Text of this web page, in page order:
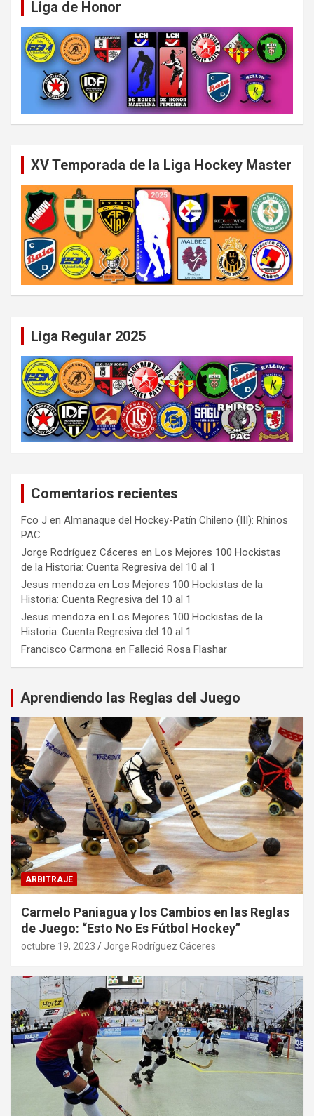
Liga de Honor
XV Temporada de la Liga Hockey Master
Liga Regular 2025
Comentarios recientes
Fco J en Almanaque del Hockey-Patín Chileno (III): Rhinos
PAC
Jorge Rodríguez Cáceres en Los Mejores 100 Hockistas
de la Historia: Cuenta Regresiva del 10 al 1
Jesus mendoza en Los Mejores 100 Hockistas de la
Historia: Cuenta Regresiva del 10 al 1
Jesus mendoza en Los Mejores 100 Hockistas de la
Historia: Cuenta Regresiva del 10 al 1
Francisco Carmona en Falleció Rosa Flashar
Aprendiendo las Reglas del Juego
ARBITRAJE
Carmelo Paniagua y los Cambios en las Reglas
de Juego: “Esto No Es Fútbol Hockey”
octubre 19, 2023 Jorge Rodríguez Cáceres